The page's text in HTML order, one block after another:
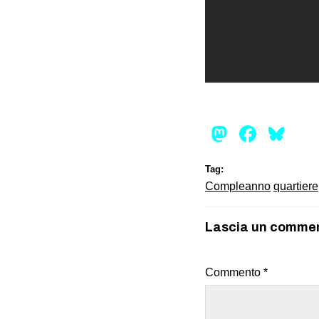
Tag:
Compleanno quartiere
Lascia un
Commento *